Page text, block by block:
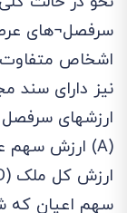
سرفصل¬های
اشخاص متفاوت
نیز دارای سند